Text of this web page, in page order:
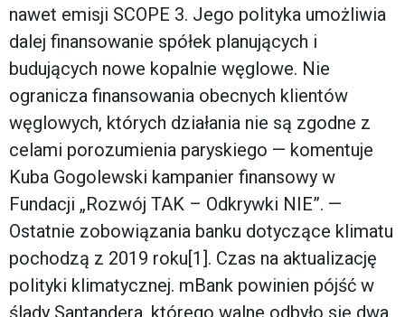
nawet emisji SCOPE 3. Jego polityka umożliwia
dalej finansowanie spółek planujących i
budujących nowe kopalnie węglowe. Nie
ogranicza finansowania obecnych klientów
węglowych, których działania nie są zgodne z
celami porozumienia paryskiego — komentuje
Kuba Gogolewski kampanier finansowy w
Fundacji „Rozwój TAK – Odkrywki NIE”. —
Ostatnie zobowiązania banku dotyczące klimatu
pochodzą z 2019 roku[1]. Czas na aktualizację
polityki klimatycznej. mBank powinien pójść w
ślady Santandera, którego walne odbyło się dwa